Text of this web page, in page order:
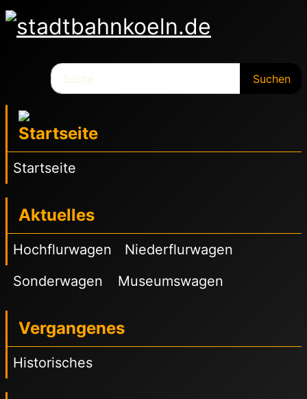
Suchen
Startseite
Aktuelles
Hochflurwagen
Niederflurwagen
Sonderwagen
Museumswagen
Vergangenes
Historisches